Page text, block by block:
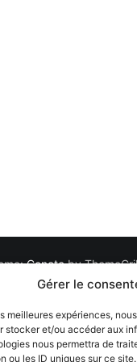
Gérer le
meilleures expériences,
stocker et/ou accéder aux
nous permettra de
ou les ID uniques sur ce
Cenoteby